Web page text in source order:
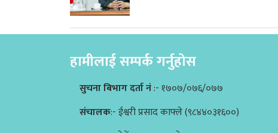
हामीलाई सम्पर्क गर्नुहोस
सुचना बिभाग दर्ता नं:- १७०७/०७६/०७७
संचालक:- ईश्वरी प्रसाद काफ्ले (९८४४०३१६००)